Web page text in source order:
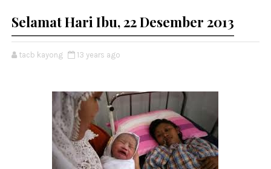
Selamat Hari Ibu, 22 Desember 2013
tacb kayong 13 years ago